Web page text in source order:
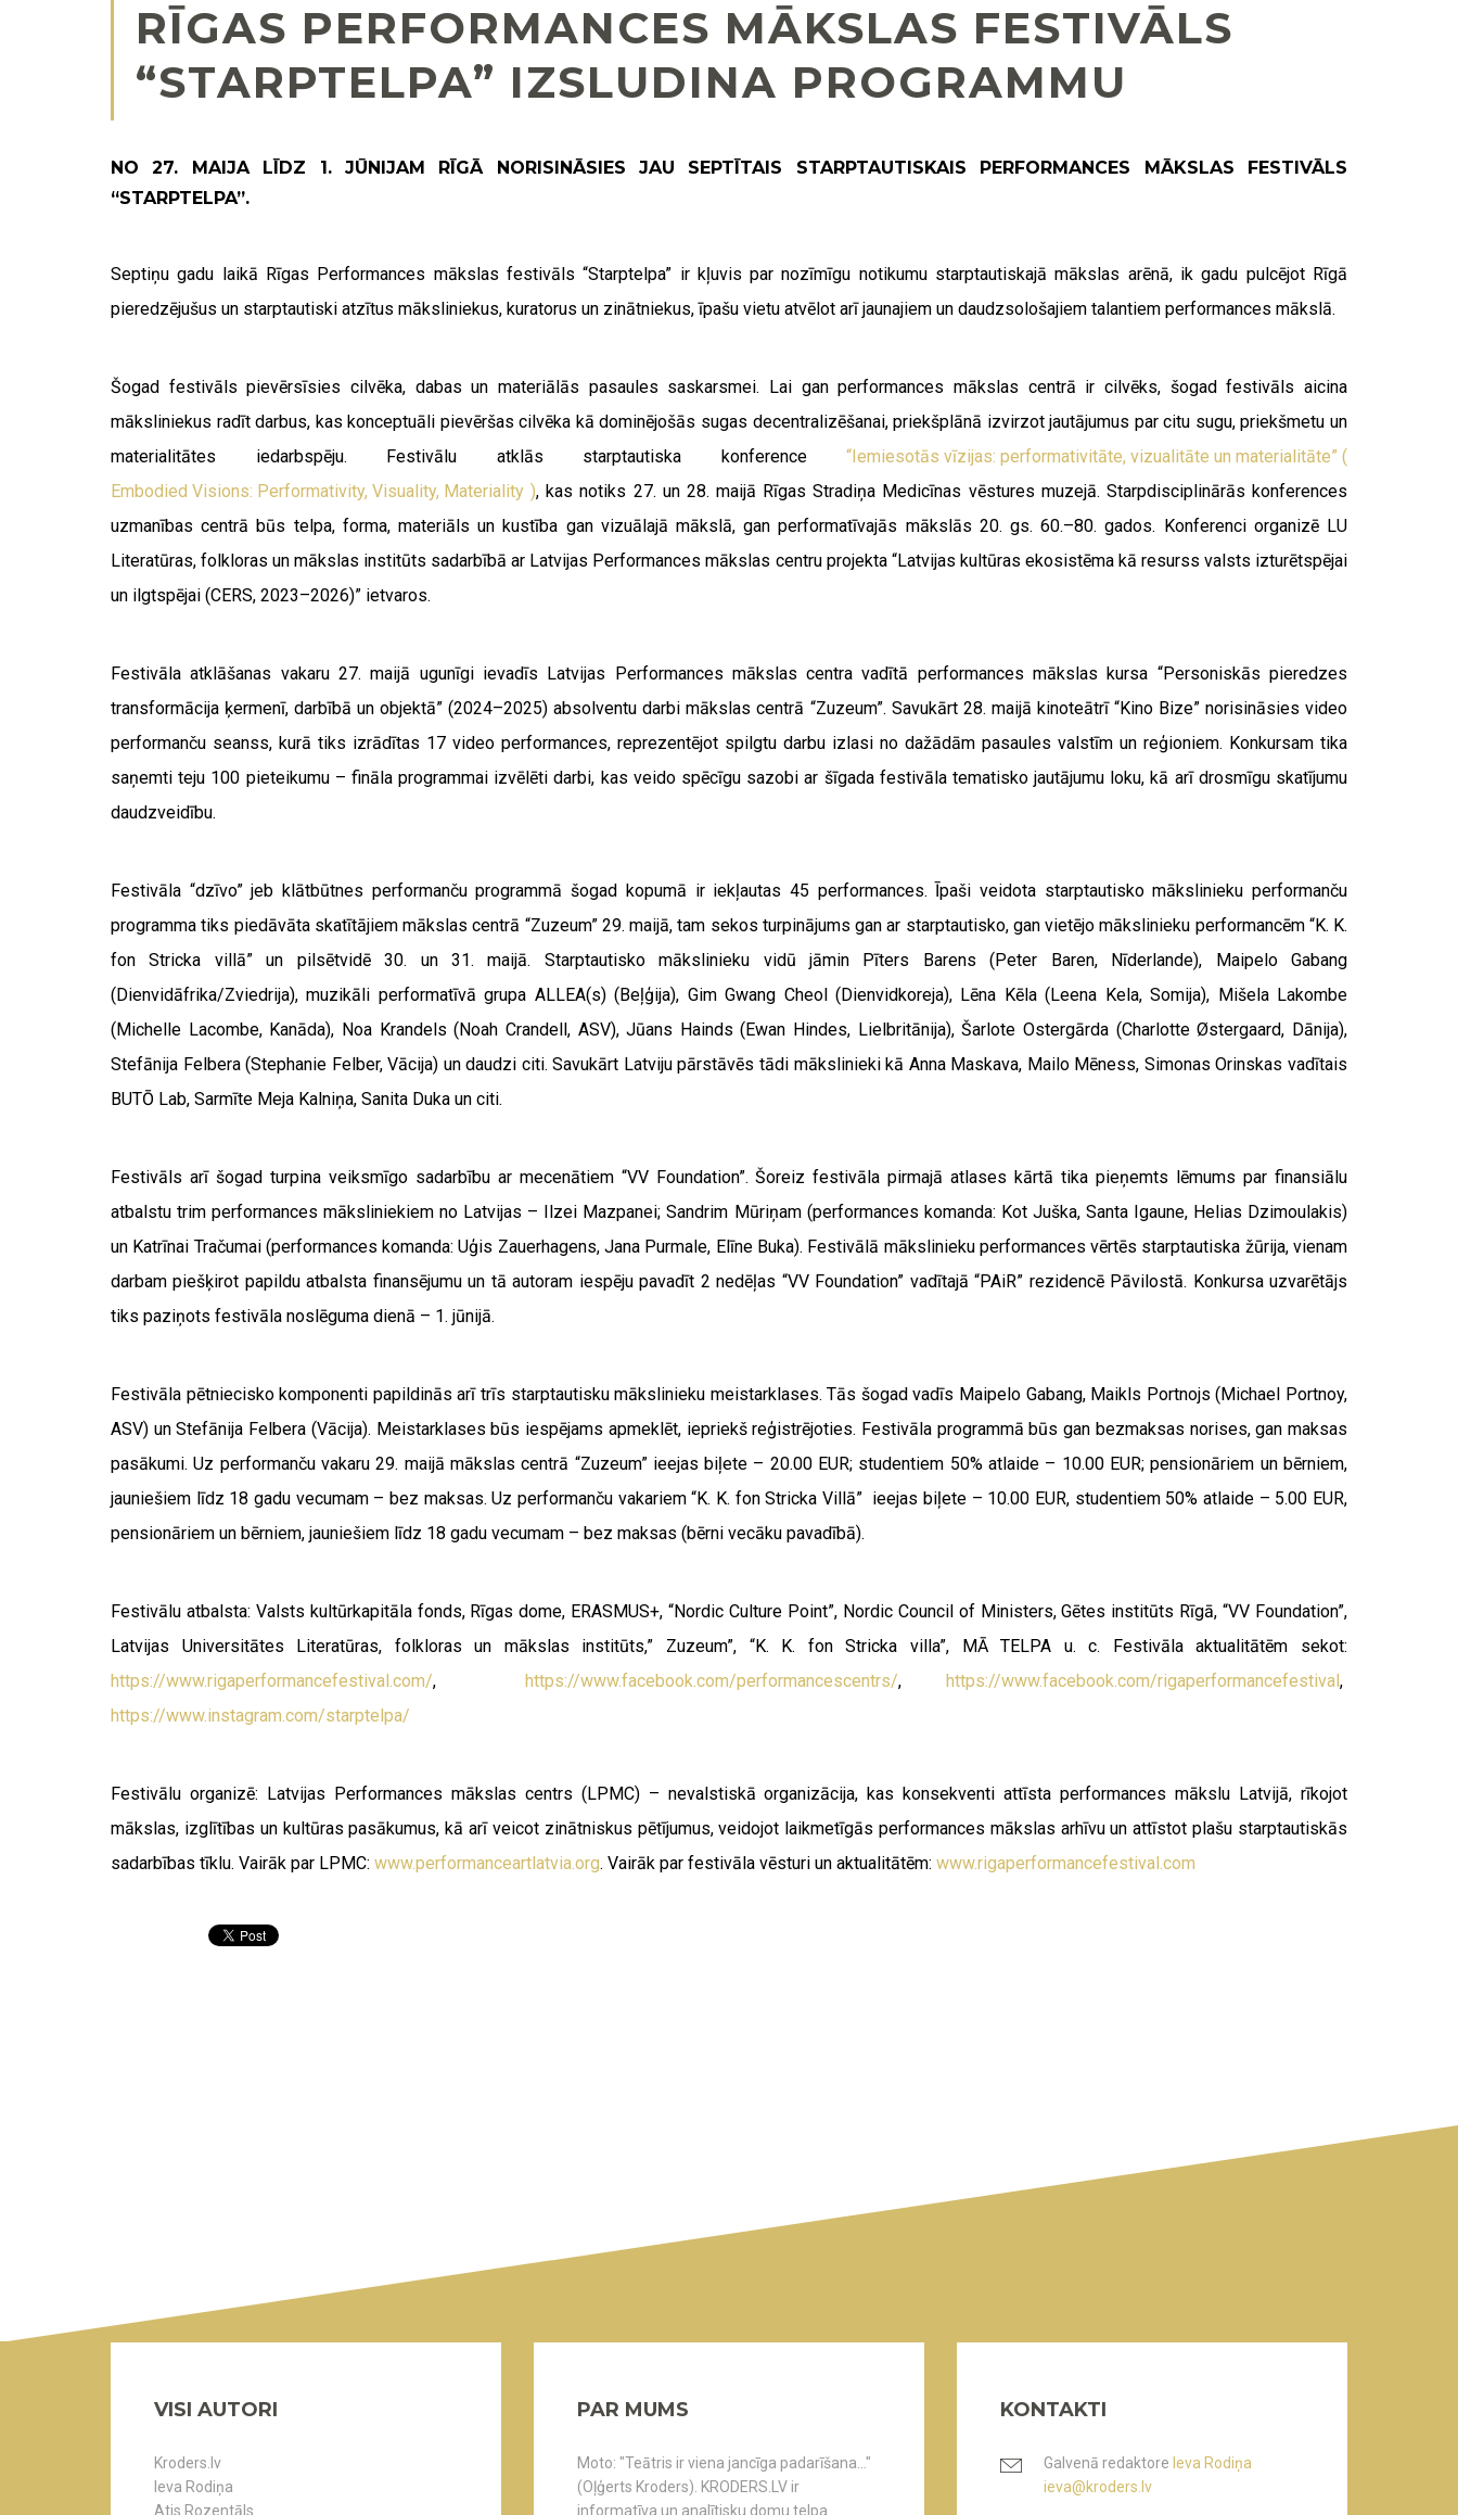
RĪGAS PERFORMANCES MĀKSLAS FESTIVĀLS
“STARPTELPA” IZSLUDINA PROGRAMMU
NO 27. MAIJA LĪDZ 1. JŪNIJAM RĪGĀ NORISINĀSIES JAU SEPTĪTAIS STARPTAUTISKAIS PERFORMANCES MĀKSLAS FESTIVĀLS
“STARPTELPA”.
Septiņu gadu laikā Rīgas Performances mākslas festivāls “Starptelpa” ir kļuvis par nozīmīgu notikumu starptautiskajā mākslas arēnā, ik gadu pulcējot Rīgā
pieredzējušus un starptautiski atzītus māksliniekus, kuratorus un zinātniekus, īpašu vietu atvēlot arī jaunajiem un daudzsološajiem talantiem performances mākslā.
Šogad festivāls pievērsīsies cilvēka, dabas un materiālās pasaules saskarsmei. Lai gan performances mākslas centrā ir cilvēks, šogad festivāls aicina
māksliniekus radīt darbus, kas konceptuāli pievēršas cilvēka kā dominējošās sugas decentralizēšanai, priekšplānā izvirzot jautājumus par citu sugu, priekšmetu un
materialitātes iedarbspēju. Festivālu atklās starptautiska konference “Iemiesotās vīzijas: performativitāte, vizualitāte un materialitāte” (
Embodied Visions: Performativity, Visuality, Materiality ), kas notiks 27. un 28. maijā Rīgas Stradiņa Medicīnas vēstures muzejā. Starpdisciplinārās konferences
uzmanības centrā būs telpa, forma, materiāls un kustība gan vizuālajā mākslā, gan performatīvajās mākslās 20. gs. 60.–80. gados. Konferenci organizē LU
Literatūras, folkloras un mākslas institūts sadarbībā ar Latvijas Performances mākslas centru projekta “Latvijas kultūras ekosistēma kā resurss valsts izturētspējai
un ilgtspējai (CERS, 2023–2026)” ietvaros.
Festivāla atklāšanas vakaru 27. maijā ugunīgi ievadīs Latvijas Performances mākslas centra vadītā performances mākslas kursa “Personiskās pieredzes
transformācija ķermenī, darbībā un objektā” (2024–2025) absolventu darbi mākslas centrā “Zuzeum”. Savukārt 28. maijā kinoteātrī “Kino Bize” norisināsies video
performanču seanss, kurā tiks izrādītas 17 video performances, reprezentējot spilgtu darbu izlasi no dažādām pasaules valstīm un reģioniem. Konkursam tika
saņemti teju 100 pieteikumu – fināla programmai izvēlēti darbi, kas veido spēcīgu sazobi ar šīgada festivāla tematisko jautājumu loku, kā arī drosmīgu skatījumu
daudzveidību.
Festivāla “dzīvo” jeb klātbūtnes performanču programmā šogad kopumā ir iekļautas 45 performances. Īpaši veidota starptautisko mākslinieku performanču
programma tiks piedāvāta skatītājiem mākslas centrā “Zuzeum” 29. maijā, tam sekos turpinājums gan ar starptautisko, gan vietējo mākslinieku performancēm “K. K.
fon Stricka villā” un pilsētvidē 30. un 31. maijā. Starptautisko mākslinieku vidū jāmin Pīters Barens (Peter Baren, Nīderlande), Maipelo Gabang
(Dienvidāfrika/Zviedrija), muzikāli performatīvā grupa ALLEA(s) (Beļģija), Gim Gwang Cheol (Dienvidkoreja), Lēna Kēla (Leena Kela, Somija), Mišela Lakombe
(Michelle Lacombe, Kanāda), Noa Krandels (Noah Crandell, ASV), Jūans Hainds (Ewan Hindes, Lielbritānija), Šarlote Ostergārda (Charlotte Østergaard, Dānija),
Stefānija Felbera (Stephanie Felber, Vācija) un daudzi citi. Savukārt Latviju pārstāvēs tādi mākslinieki kā Anna Maskava, Mailo Mēness, Simonas Orinskas vadītais
BUTŌ Lab, Sarmīte Meja Kalniņa, Sanita Duka un citi.
Festivāls arī šogad turpina veiksmīgo sadarbību ar mecenātiem “VV Foundation”. Šoreiz festivāla pirmajā atlases kārtā tika pieņemts lēmums par finansiālu
atbalstu trim performances māksliniekiem no Latvijas – Ilzei Mazpanei; Sandrim Mūriņam (performances komanda: Kot Juška, Santa Igaune, Helias Dzimoulakis)
un Katrīnai Tračumai (performances komanda: Uģis Zauerhagens, Jana Purmale, Elīne Buka). Festivālā mākslinieku performances vērtēs starptautiska žūrija, vienam
darbam piešķirot papildu atbalsta finansējumu un tā autoram iespēju pavadīt 2 nedēļas “VV Foundation” vadītajā “PAiR” rezidencē Pāvilostā. Konkursa uzvarētājs
tiks paziņots festivāla noslēguma dienā – 1. jūnijā.
Festivāla pētniecisko komponenti papildinās arī trīs starptautisku mākslinieku meistarklases. Tās šogad vadīs Maipelo Gabang, Maikls Portnojs (Michael Portnoy,
ASV) un Stefānija Felbera (Vācija). Meistarklases būs iespējams apmeklēt, iepriekš reģistrējoties. Festivāla programmā būs gan bezmaksas norises, gan maksas
pasākumi. Uz performanču vakaru 29. maijā mākslas centrā “Zuzeum” ieejas biļete – 20.00 EUR; studentiem 50% atlaide – 10.00 EUR; pensionāriem un bērniem,
jauniešiem līdz 18 gadu vecumam – bez maksas. Uz performanču vakariem “K. K. fon Stricka Villā” ieejas biļete – 10.00 EUR, studentiem 50% atlaide – 5.00 EUR,
pensionāriem un bērniem, jauniešiem līdz 18 gadu vecumam – bez maksas (bērni vecāku pavadībā).
Festivālu atbalsta: Valsts kultūrkapitāla fonds, Rīgas dome, ERASMUS+, “Nordic Culture Point”, Nordic Council of Ministers, Gētes institūts Rīgā, “VV Foundation”,
Latvijas Universitātes Literatūras, folkloras un mākslas institūts,” Zuzeum”, “K. K. fon Stricka villa”, MĀ TELPA u. c. Festivāla aktualitātēm sekot:
https://www.rigaperformancefestival.com/, https://www.facebook.com/performancescentrs/, https://www.facebook.com/rigaperformancefestival,
https://www.instagram.com/starptelpa/
Festivālu organizē: Latvijas Performances mākslas centrs (LPMC) – nevalstiskā organizācija, kas konsekventi attīsta performances mākslu Latvijā, rīkojot
mākslas, izglītības un kultūras pasākumus, kā arī veicot zinātniskus pētījumus, veidojot laikmetīgās performances mākslas arhīvu un attīstot plašu starptautiskās
sadarbības tīklu. Vairāk par LPMC: www.performanceartlatvia.org. Vairāk par festivāla vēsturi un aktualitātēm: www.rigaperformancefestival.com
VISI AUTORI
Kroders.lv
Ieva Rodiņa
Atis Rozentāls
PAR MUMS
Moto: "Teātris ir viena jancīga padarīšana..."
(Oļģerts Kroders). KRODERS.LV ir
informatīva un analītisku domu telpa.
KONTAKTI
Galvenā redaktore Ieva Rodiņa
ieva@kroders.lv